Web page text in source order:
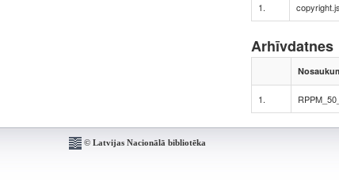
1.
Arhīvdatnes
1.
© Latvijas Nacionālā bibliotēka